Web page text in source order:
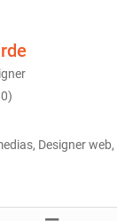
Designer web,